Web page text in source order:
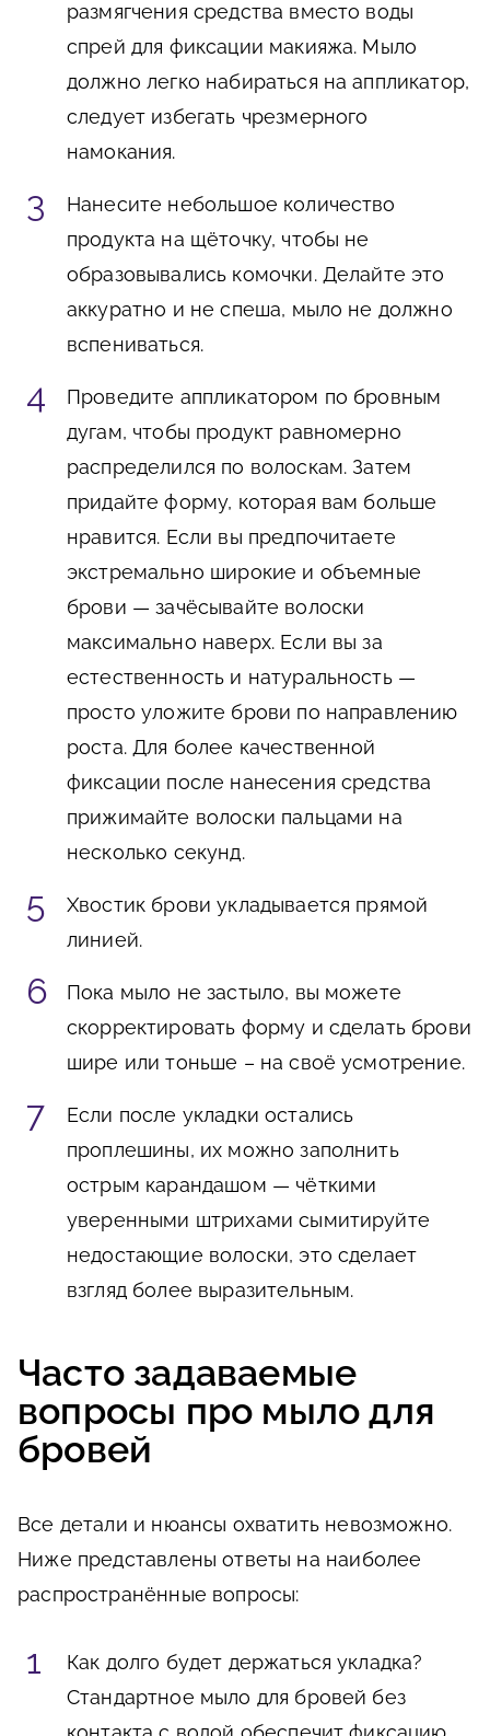
размягчения средства вместо воды
спрей для фиксации макияжа. Мыло
должно легко набираться на аппликатор,
следует избегать чрезмерного
намокания.
Нанесите небольшое количество
продукта на щёточку, чтобы не
образовывались комочки. Делайте это
аккуратно и не спеша, мыло не должно
вспениваться.
Проведите аппликатором по бровным
дугам, чтобы продукт равномерно
распределился по волоскам. Затем
придайте форму, которая вам больше
нравится. Если вы предпочитаете
экстремально широкие и объемные
брови — зачёсывайте волоски
максимально наверх. Если вы за
естественность и натуральность —
просто уложите брови по направлению
роста. Для более качественной
фиксации после нанесения средства
прижимайте волоски пальцами на
несколько секунд.
Хвостик брови укладывается прямой
линией.
Пока мыло не застыло, вы можете
скорректировать форму и сделать брови
шире или тоньше – на своё усмотрение.
Если после укладки остались
проплешины, их можно заполнить
острым карандашом — чёткими
уверенными штрихами сымитируйте
недостающие волоски, это сделает
взгляд более выразительным.
Часто задаваемые
вопросы про мыло для
бровей
Все детали и нюансы охватить невозможно.
Ниже представлены ответы на наиболее
распространённые вопросы:
Как долго будет держаться укладка?
Стандартное мыло для бровей без